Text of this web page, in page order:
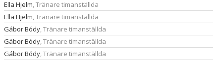
Ella Hjelm, Tränare timanställda
Ella Hjelm, Tränare timanställda
Gábor Bódy, Tränare timanställda
Gábor Bódy, Tränare timanställda
Gábor Bódy, Tränare timanställda